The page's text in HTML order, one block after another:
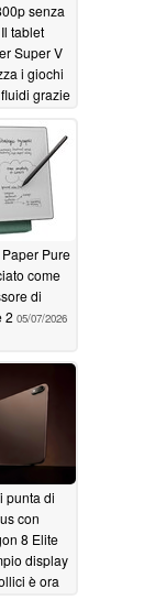
senza
tablet
Super V
i giochi
grazie
2026
Pure
come
di
2 05/07/2026
punta di
con
8 Elite
display
è ora